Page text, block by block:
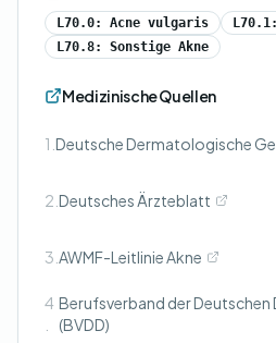
L70.0: Acne vulgaris
L70.8: Sonstige Akne
Medizinische Quellen
1. Deutsche Dermatologische
2. Deutsches Ärzteblatt
3. AWMF-Leitlinie Akne
4 Berufsverband der
(BVDD)